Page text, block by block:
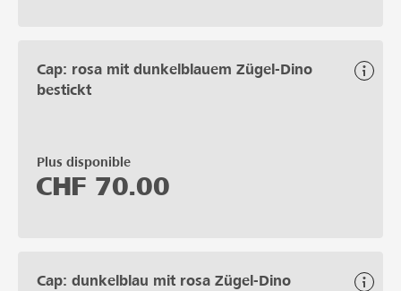
Cap: rosa mit dunkelblauem Zügel-Dino
bestickt
Plus disponible
CHF 70.00
Cap: dunkelblau mit rosa Zügel-Dino